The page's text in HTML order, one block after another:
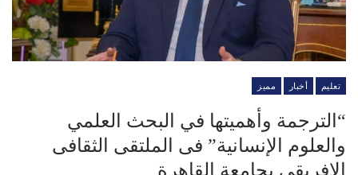
تعليم أخبار مميز
“الترجمة وأهميتها في البحث العلمي
والعلوم الإنسانية” فى الملتقى الثقافى
الافريقى بجامعة القاهرة